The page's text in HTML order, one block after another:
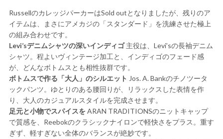
RussellのカレッジパーカーはSold outとなりましたが、残りのア
イテムは、まさにアメカジの「スタンダード」を洗練させた極上
の組み合わせです。
Levi’sデニムシャツの深いインディゴ主役は、Levi’sの長袖デニム
シャツ。程よいヴィンテージ加工と、インディゴのフェード感
が、どんなボトムスとも相性抜群です。
ボトムスで作る「大人」のシルエット Jos. A. Bankのチノツータ
ックパンツ。ゆとりのある腰回りが、リラックスした表情を作
り、大人のカジュアルスタイルを完成させます。
足元と小物でスパイスをARAN TRADITIONSのニットキャップ
で質感を、Reebokのクラシックナイロンで軽快さをプラス。重す
ぎず、軽すぎない全体のバランスが絶妙です。